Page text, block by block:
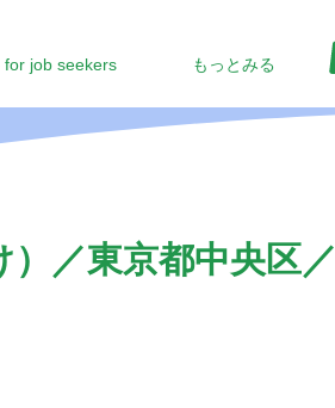
for job seekers もっとみる
／東京都中央区／